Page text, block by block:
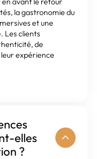
la gastronomie du
et une
Les clients
de
expérience
elles
?